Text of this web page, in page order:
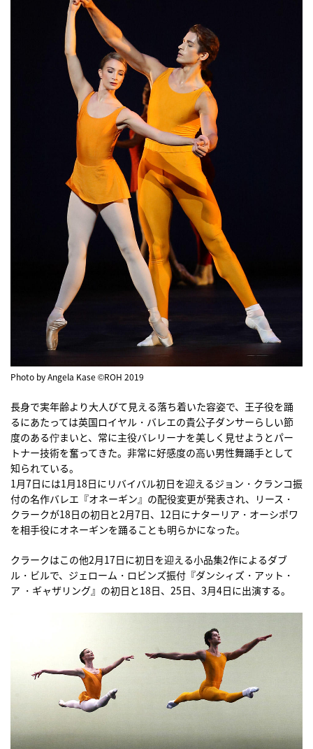
Photo by Angela Kase ©ROH 2019
長身で実年齢より大人びて見える落ち着いた容姿で、王子役を踊
るにあたっては英国ロイヤル・バレエの貴公子ダンサーらしい節
度のある佇まいと、常に主役バレリーナを美しく見せようとパー
トナー技術を奮ってきた。非常に好感度の高い男性舞踊手として
知られている。
1月7日には1月18日にリバイバル初日を迎えるジョン・クランコ振
付の名作バレエ『オネーギン』の配役変更が発表され、リース・
クラークが18日の初日と2月7日、12日にナターリア・オーシポワ
を相手役にオネーギンを踊ることも明らかになった。
クラークはこの他2月17日に初日を迎える小品集2作によるダブ
ル・ビルで、ジェローム・ロビンズ振付『ダンシィズ・アット・
ア ・ギャザリング』の初日と18日、25日、3月4日に出演する。